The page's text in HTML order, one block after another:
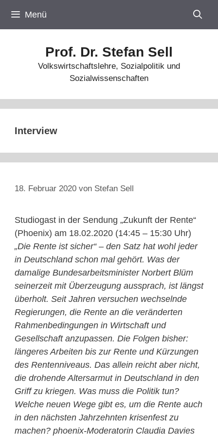
Inhalt
springen
Menü
Prof. Dr. Stefan Sell
Volkswirtschaftslehre, Sozialpolitik und
Sozialwissenschaften
Interview
18. Februar 2020 von Stefan Sell
Studiogast in der Sendung „Zukunft der Rente“
(Phoenix) am 18.02.2020 (14:45 – 15:30 Uhr)
„Die Rente ist sicher“ – den Satz hat wohl jeder
in Deutschland schon mal gehört. Was der
damalige Bundesarbeitsminister Norbert Blüm
seinerzeit mit Überzeugung aussprach, ist längst
überholt. Seit Jahren versuchen wechselnde
Regierungen, die Rente an die veränderten
Rahmenbedingungen in Wirtschaft und
Gesellschaft anzupassen. Die Folgen bisher:
längeres Arbeiten bis zur Rente und Kürzungen
des Rentenniveaus. Das allein reicht aber nicht,
die drohende Altersarmut in Deutschland in den
Griff zu kriegen. Was muss die Politik tun?
Welche neuen Wege gibt es, um die Rente auch
in den nächsten Jahrzehnten krisenfest zu
machen? phoenix-Moderatorin Claudia Davies